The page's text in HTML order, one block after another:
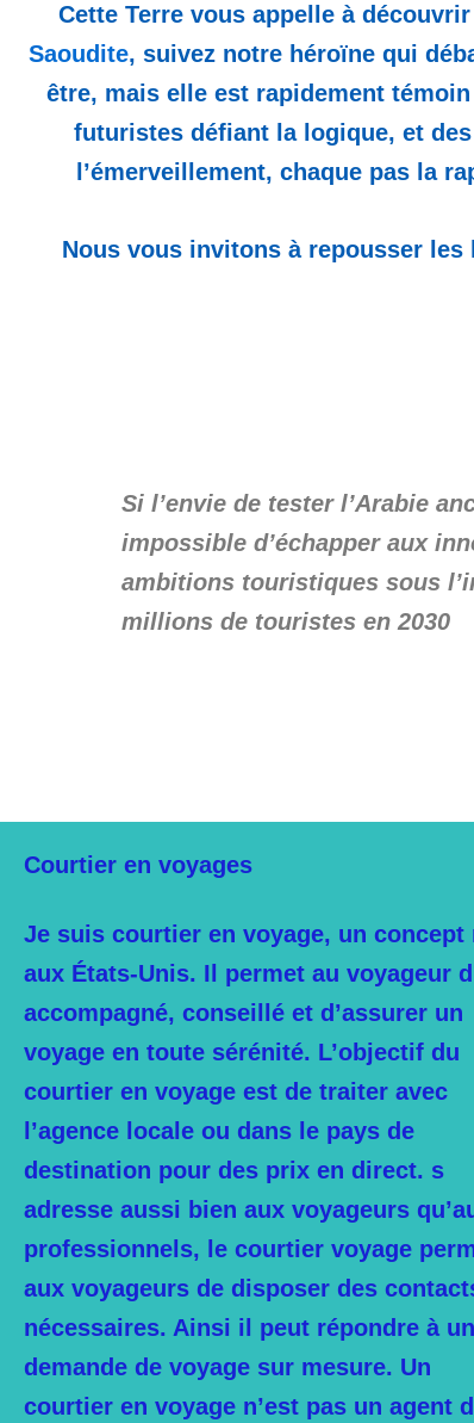
Cette Terre vous appelle à
Saoudite, suivez notre héroïne qui
être, mais elle est rapidement
futuristes défiant la logique, et
l’émerveillement, chaque pas la
Nous vous invitons à repousser
Si l’envie de tester l’Arabie
impossible d’échapper aux
ambitions touristiques sous
millions de touristes en 2030
Courtier en voyages
Je suis courtier en voyage, un concept
aux États-Unis. Il permet au voyageur
accompagné, conseillé et d’assurer un
voyage en toute sérénité. L’objectif du
courtier en voyage est de traiter avec
l’agence locale ou dans le pays de
destination pour des prix en direct. s
adresse aussi bien aux voyageurs
professionnels, le courtier voyage
aux voyageurs de disposer des
nécessaires. Ainsi il peut répondre à
demande de voyage sur mesure. Un
courtier en voyage n’est pas un agent